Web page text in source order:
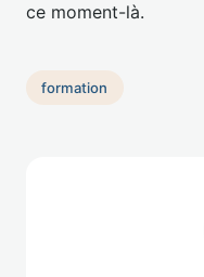
ce moment-là.
formation